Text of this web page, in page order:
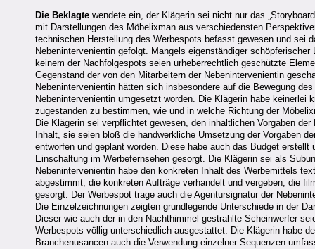
Die Beklagte wendete ein, der Klägerin sei nicht nur das
mit Darstellungen des Möbelixman aus verschiedensten
technischen Herstellung des Werbespots befasst gewesen und sei
Nebenintervenientin gefolgt. Mangels eigenständiger
keinem der Nachfolgespots seien urheberrechtlich geschützte
Gegenstand der von den Mitarbeitern der Nebenintervenientin
Nebenintervenientin hätten sich insbesondere auf die Bewegung
Nebenintervenientin umgesetzt worden. Die Klägerin habe
zugestanden zu bestimmen, wie und in welche Richtung der
Die Klägerin sei verpflichtet gewesen, den inhaltlichen Vorgaben
Inhalt, sie seien bloß die handwerkliche Umsetzung der Vorgaben
entworfen und geplant worden. Diese habe auch das Budget
Einschaltung im Werbefernsehen gesorgt. Die Klägerin sei als
Nebenintervenientin habe den konkreten Inhalt des Werbemittels
abgestimmt, die konkreten Aufträge verhandelt und vergeben, die
gesorgt. Der Werbespot trage auch die Agentursignatur der
Die Einzelzeichnungen zeigten grundlegende Unterschiede in der
Dieser wie auch der in den Nachthimmel gestrahlte Scheinwerfer
Werbespots völlig unterschiedlich ausgestattet. Die Klägerin habe
Branchenusancen auch die Verwendung einzelner Sequenzen